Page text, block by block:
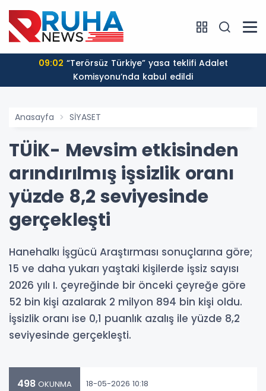
09:02
Komisyonu’nda kabul edildi
Anasayfa SİYASET
TÜİK- Mevsim etkisinden
arındırılmış işsizlik oranı
yüzde 8,2 seviyesinde
gerçekleşti
Hanehalkı İşgücü Araştırması sonuçlarına göre;
15 ve daha yukarı yaştaki kişilerde işsiz sayısı
2026 yılı I. çeyreğinde bir önceki çeyreğe göre
52 bin kişi azalarak 2 milyon 894 bin kişi oldu.
İşsizlik oranı ise 0,1 puanlık azalış ile yüzde 8,2
seviyesinde gerçekleşti.
498 OKUNMA 18-05-2026 10:18